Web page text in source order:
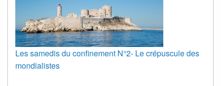
Les samedis du confinement N°2- Le crépuscule des
mondialistes